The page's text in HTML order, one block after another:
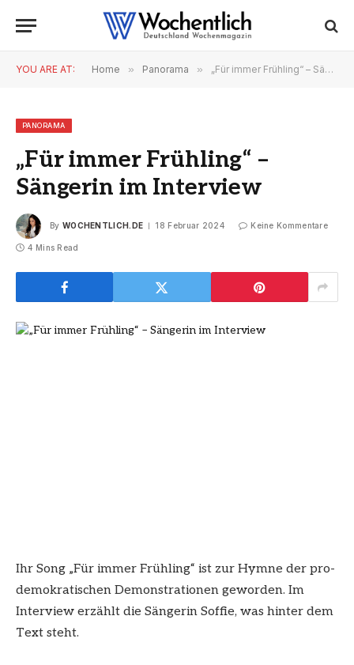
YOU ARE AT: Home » Panorama » „Für immer Frühling“ – Sängerin im Interview
PANORAMA
„Für immer Frühling“ –
Sängerin im Interview
By WOCHENTLICH.DE 18 Februar 2024 Keine Kommentare
4 Mins Read
Ihr Song „Für immer Frühling“ ist zur Hymne der pro-
demokratischen Demonstrationen geworden. Im
Interview erzählt die Sängerin Soffie, was hinter dem
Text steht.